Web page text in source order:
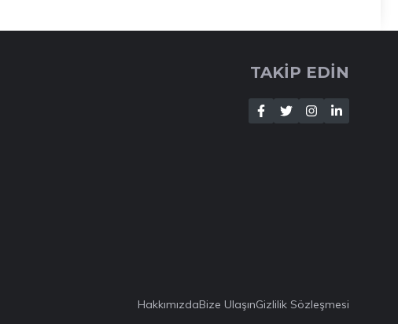
TAKİP EDİN
HakkımızdaBize UlaşınGizlilik Sözleşmesi